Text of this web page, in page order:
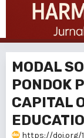
MODAL
PONDOK
CAPITAL
https://doi.org/